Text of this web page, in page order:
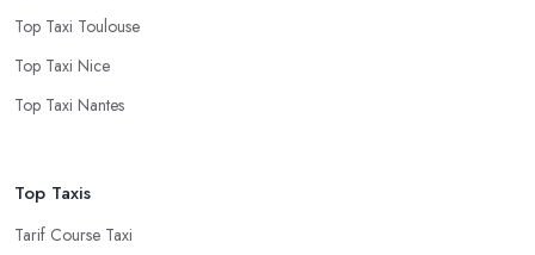
Top Taxi Toulouse
Top Taxi Nice
Top Taxi Nantes
Top Taxis
Tarif Course Taxi